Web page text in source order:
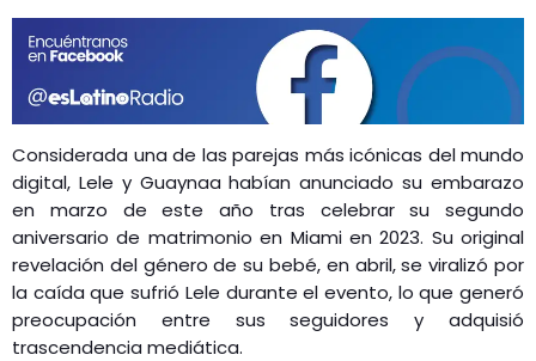
Considerada una de las parejas más icónicas del mundo
digital, Lele y Guaynaa habían anunciado su embarazo
en marzo de este año tras celebrar su segundo
aniversario de matrimonio en Miami en 2023. Su original
revelación del género de su bebé, en abril, se viralizó por
la caída que sufrió Lele durante el evento, lo que generó
preocupación entre sus seguidores y adquisió
trascendencia mediática.